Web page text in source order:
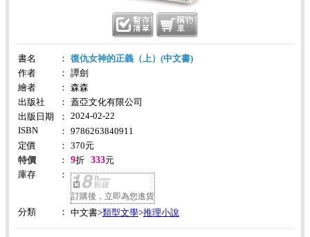
書名 ：
復仇女神的正義（上）(中文書)
作者
：
譚劍
繪者
：
森森
出版社
：
蓋亞文化有限公司
出版日期
：
2024-02-22
ISBN
：
9786263840911
定價
： 370元
特價
： 9折 333元
庫存
：
訂購後，立即為您進貨
分類
： 中文書>類型文學>推理小說